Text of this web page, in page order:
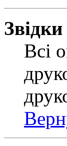
Всі